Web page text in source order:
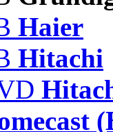
Haier
Hitachi